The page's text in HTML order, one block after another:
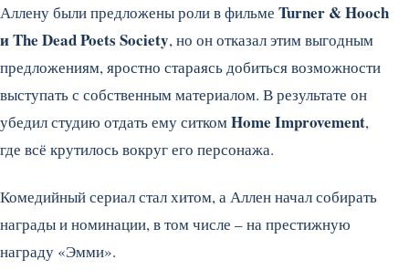
Аллену были предложены роли в фильме Turner & Hooch
и The Dead Poets Society, но он отказал этим выгодным
предложениям, яростно стараясь добиться возможности
выступать с собственным материалом. В результате он
убедил студию отдать ему ситкомHome Improvement,
где всё крутилось вокруг его персонажа.
Комедийный сериал стал хитом, а Аллен начал собирать
награды и номинации, в том числе – на престижную
награду «Эмми».